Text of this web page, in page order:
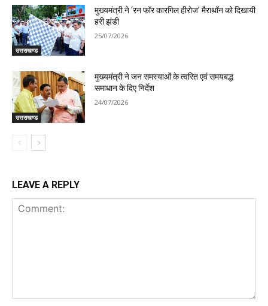
उत्तराखण्ड
मुख्यमंत्री ने ‘रन फॉर कारगिल हीरोज’ मैराथॉन को दिखायी
हरी झंडी
25/07/2026
उत्तराखण्ड
मुख्यमंत्री ने जन समस्याओं के त्वरित एवं समयबद्ध
समाधान के दिए निर्देश
24/07/2026
LEAVE A REPLY